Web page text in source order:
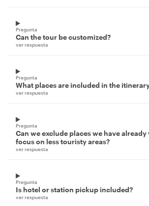
Pregunta
Can the tour be customized?
ver respuesta
Pregunta
What places are included in the
ver respuesta
Pregunta
Can we exclude places we have
focus on less touristy areas?
ver respuesta
Pregunta
Is hotel or station pickup included?
ver respuesta